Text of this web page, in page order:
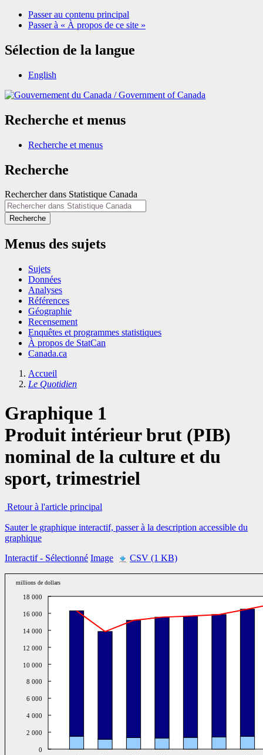
Passer au contenu principal
Passer à « À propos de ce site »
Sélection de la langue
English
/Government of Canada
Recherche et menus
Recherche et menus
Recherche
Rechercher dans Statistique Canada
Recherche
Menus des sujets
Sujets
Données
Analyses
Références
Géographie
Recensement
Enquêtes et programmes statistiques
À propos de StatCan
Canada.ca
Accueil
Le Quotidien
Graphique 1
Produit intérieur brut (PIB)
nominal de la culture et du
sport, trimestriel
Retour à l'article principal
Sauter le graphique interactif, passer à la description accessible du
graphique
Interactif- Sélectionné Image CSV (1 KB)
millions de dollars
0
2 000
4 000
6 000
8 000
10 000
12 000
14 000
16 000
18 000